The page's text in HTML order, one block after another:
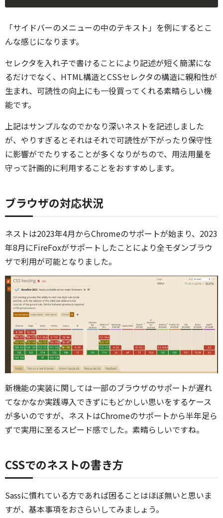
「サイドバーのメニューの中のテキスト」を例にするとこ
んな感じになります。
セレクタを入れ子で書けることにより記述が短く簡潔にな
るだけでなく、HTML構造とCSSセレクタの構造に親和性が
生まれ、可読性の向上にも一役買ってくれる素晴らしい機
能です。
上記はサンプルなのでかなり深いネストを記述しました
が、やりすぎるとそれはそれで可読性が下がったり保守性
に影響がでたりすることが多くなりがちので、用法用量を
守って計画的に利用することをおすすめします。
ブラウザの対応状況
ネストは2023年4月からChromeのサポートが始まり、2023
年8月にFireFoxがサポートしたことにより全モダンブラウ
ザで利用が可能となりました。
新機能の実装に関しては一部のブラウザのサポートが遅れ
てなかなか実践導入できずにもどかしい思いをするケース
が多いのですが、ネストはChromeのサポートから半年足ら
ずで実用に至るスピード感でした。素晴らしいですね。
CSSでのネストの書き方
Sassに慣れている方であれば困ることはほぼ無いと思いま
すが、基本事項をおさらいしてみましょう。